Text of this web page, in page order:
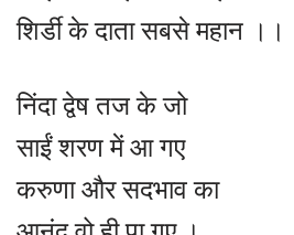
शिर्डी के दाता सबसे महान ।।
निंदा द्वेष तज के जो
साईं शरण में आ गए
करुणा और सदभाव का